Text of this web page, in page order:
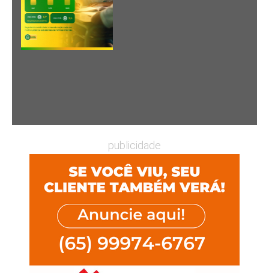
publicidade